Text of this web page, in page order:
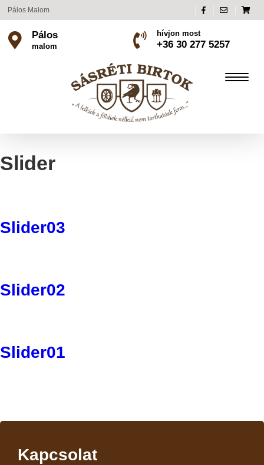
Pálos Malom
Pálos
malom
hívjon most
+36 30 277 5257
Slider
Slider03
Slider02
Slider01
Kapcsolat